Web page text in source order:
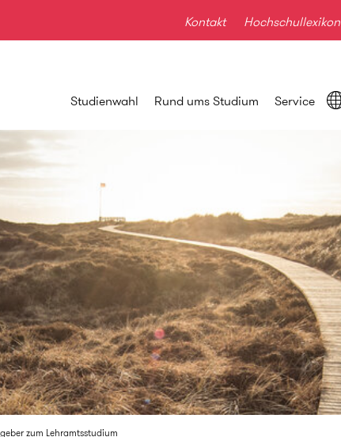
Kontakt Hochschullexikon
Studienwahl Rund ums Studium Service
zum Lehramtsstudium